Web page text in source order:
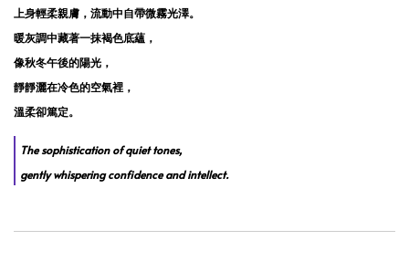
上身輕柔親膚，流動中自帶微霧光澤。
暖灰調中藏著一抹褐色底蘊，
像秋冬午後的陽光，
靜靜灑在冷色的空氣裡，
溫柔卻篤定。
The sophistication of quiet tones,
gently whispering confidence and intellect.